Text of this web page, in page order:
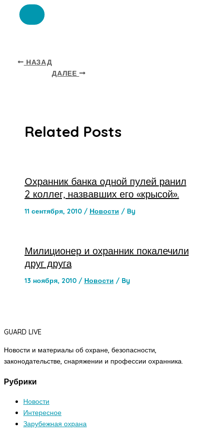
НАЗАД
ДАЛЕЕ
Related Posts
Охранник банка одной пулей ранил
2 коллег, назвавших его «крысой».
11 сентября, 2010 / Новости / By
Милиционер и охранник покалечили
друг друга
13 ноября, 2010 / Новости / By
GUARD LIVE
Новости и материалы об охране, безопасности,
законодательстве, снаряжении и профессии охранника.
Рубрики
Новости
Интересное
Зарубежная охрана